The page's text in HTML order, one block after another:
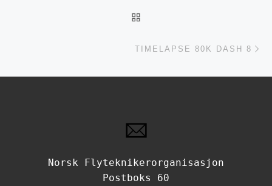
TIMELAPSE 80K DASH 8
Norsk Flyteknikerorganisasjon
Postboks 60